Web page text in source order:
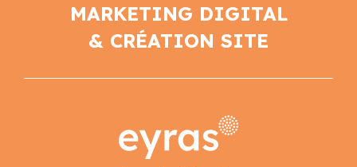
MARKETING DIGITAL
& CRÉATION SITE